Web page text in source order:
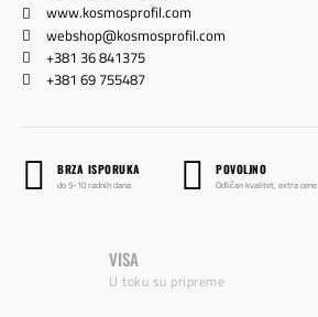
www.kosmosprofil.com
webshop@kosmosprofil.com
+381 36 841375
+381 69 755487
BRZA ISPORUKA
do 5-10 radnih dana
POVOLJNO
Odličan kvalitet, extra cene
VISA
U toku su pripreme